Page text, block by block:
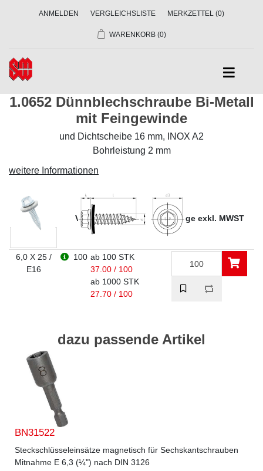
ANMELDEN VERGLEICHSLISTE MERKZETTEL (0)
WARENKORB (0)
1.0652 Dünnblechschraube Bi-Metall
mit Feingewinde
und Dichtscheibe 16 mm, INOX A2
Bohrleistung 2 mm
weitere Informationen
Dim VE Preise in CHF ab Menge exkl. MWST
6,0 X 25 /
E16
100 ab 100 STK
37.00 / 100
ab 1000 STK
27.70 / 100
dazu passende Artikel
BN31522
Steckschlüsseleinsätze magnetisch für Sechskantschrauben
Mitnahme E 6,3 (¼") nach DIN 3126